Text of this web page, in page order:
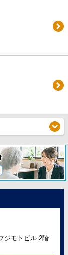
ジモトビル 2階